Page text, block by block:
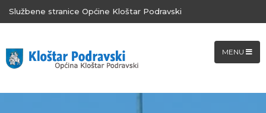
Službene stranice Općine Kloštar Podravski
MENU